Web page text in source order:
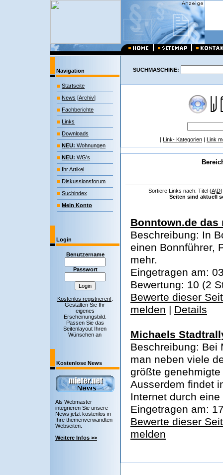
Navigation
Startseite
News [Archiv]
Fachberichte
Links
Downloads
NEU: Wohnungen
NEU: WG's
Ihr Artikel
Diskussionsforum
Suchindex
Mein Konto
Login
Benutzername
Passwort
Kostenlos registrieren!
Gestalten Sie Ihr
eigenes
Erscheinungsbild.
Passen Sie das
Seitenlayout Ihren
Wünschen an
Kostenlose News
Als Webmaster
integrieren Sie unsere
News jetzt kostenlos in
Ihre themenverwandten
Webseiten.
Weitere Infos >>
SUCHMASCHINE:
[ Link- Kategorien | Link
Sortiere Links nach: Titel (A\D
Seiten sind aktuell
Bonntown.de das
Beschreibung: In
einen Bonnführer,
mehr.
Eingetragen am:
Bewertung: 10 (2
Bewerte dieser
melden | Details
Michaels
Beschreibung: Bei
man neben viele
größte
Ausserdem findet
Internet durch
Eingetragen am:
Bewerte dieser
melden